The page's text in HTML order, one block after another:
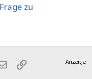
zu
E-MailLink